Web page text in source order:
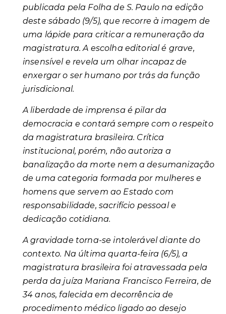
publicada pela Folha de S. Paulo na edição
deste sábado (9/5), que recorre à imagem de
uma lápide para criticar a remuneração da
magistratura. A escolha editorial é grave,
insensível e revela um olhar incapaz de
enxergar o ser humano por trás da função
jurisdicional.
A liberdade de imprensa é pilar da
democracia e contará sempre com o respeito
da magistratura brasileira. Crítica
institucional, porém, não autoriza a
banalização da morte nem a desumanização
de uma categoria formada por mulheres e
homens que servem ao Estado com
responsabilidade, sacrifício pessoal e
dedicação cotidiana.
A gravidade torna-se intolerável diante do
contexto. Na última quarta-feira (6/5), a
magistratura brasileira foi atravessada pela
perda da juíza Mariana Francisco Ferreira, de
34 anos, falecida em decorrência de
procedimento médico ligado ao desejo